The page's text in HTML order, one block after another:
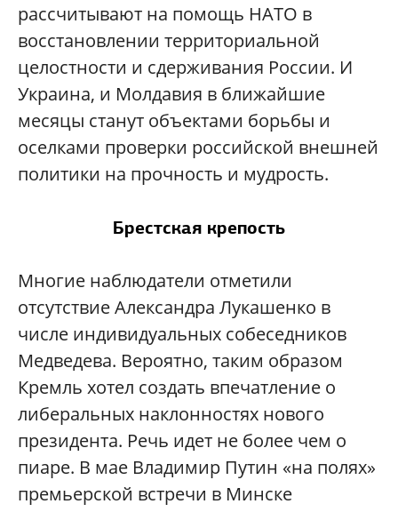
рассчитывают на помощь НАТО в
восстановлении территориальной
целостности и сдерживания России. И
Украина, и Молдавия в ближайшие
месяцы станут объектами борьбы и
оселками проверки российской внешней
политики на прочность и мудрость.
Брестская крепость
Многие наблюдатели отметили
отсутствие Александра Лукашенко в
числе индивидуальных собеседников
Медведева. Вероятно, таким образом
Кремль хотел создать впечатление о
либеральных наклонностях нового
президента. Речь идет не более чем о
пиаре. В мае Владимир Путин «на полях»
премьерской встречи в Минске